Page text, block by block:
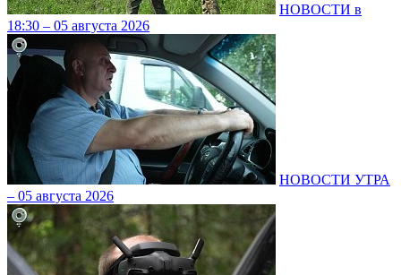
НОВОСТИ в
18:30 – 05 августа 2026
НОВОСТИ УТРА
– 05 августа 2026